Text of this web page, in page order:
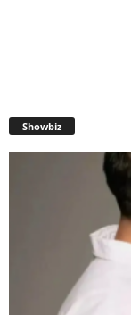
Showbiz